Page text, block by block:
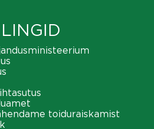
toiduraiskamist